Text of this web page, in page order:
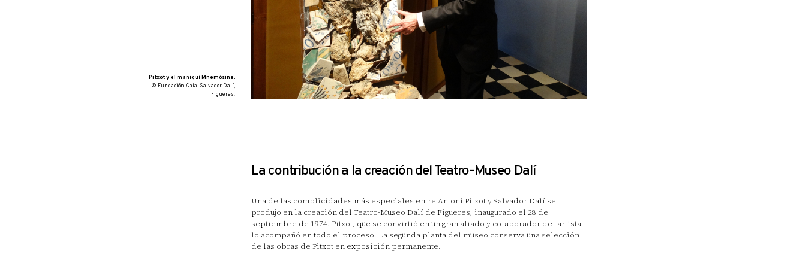
Pitxot y el maniquí Mnemósine.
© Fundación Gala-Salvador Dalí,
Figueres.
La contribución a la creación del Teatro-Museo Dalí
Una de las complicidades más especiales entre Antoni Pitxot y Salvador Dalí se
produjo en la creación del Teatro-Museo Dalí de Figueres, inaugurado el 28 de
septiembre de 1974. Pitxot, que se convirtió en un gran aliado y colaborador del artista,
lo acompañó en todo el proceso. La segunda planta del museo conserva una selección
de las obras de Pitxot en exposición permanente.